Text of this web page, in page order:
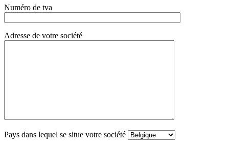
Numéro de tva
Adresse de votre société
Pays dans lequel se situe votre société